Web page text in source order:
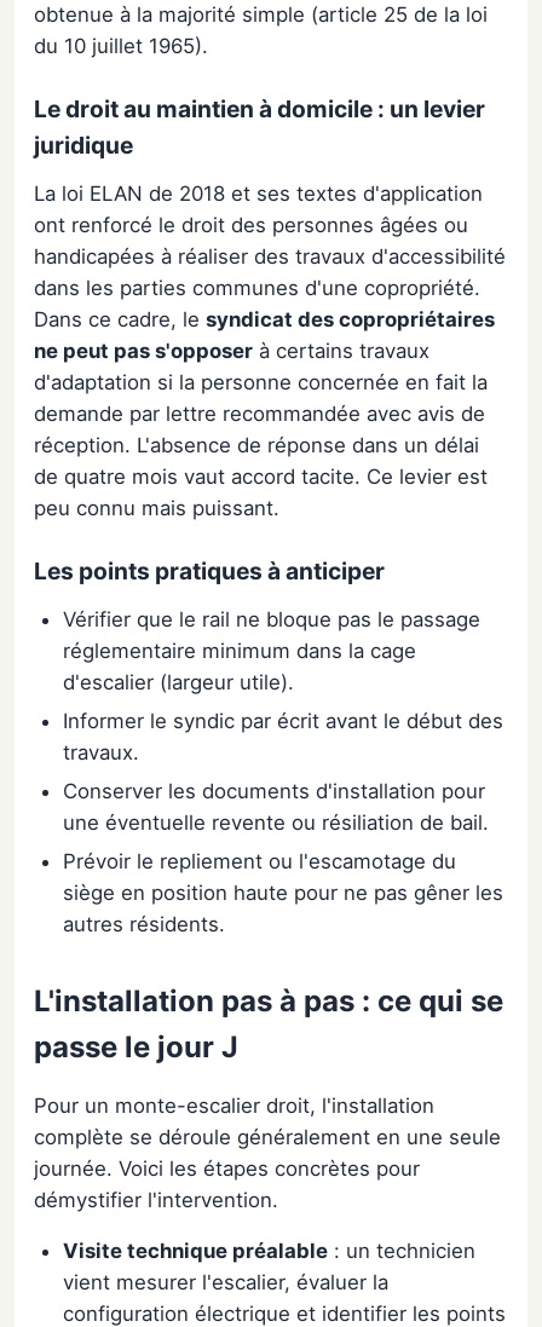
obtenue à la majorité simple (article 25 de la loi
du 10 juillet 1965).
Le droit au maintien à domicile : un levier
juridique
La loi ELAN de 2018 et ses textes d'application
ont renforcé le droit des personnes âgées ou
handicapées à réaliser des travaux d'accessibilité
dans les parties communes d'une copropriété.
Dans ce cadre, le syndicat des copropriétaires
ne peut pas s'opposer à certains travaux
d'adaptation si la personne concernée en fait la
demande par lettre recommandée avec avis de
réception. L'absence de réponse dans un délai
de quatre mois vaut accord tacite. Ce levier est
peu connu mais puissant.
Les points pratiques à anticiper
Vérifier que le rail ne bloque pas le passage
réglementaire minimum dans la cage
d'escalier (largeur utile).
Informer le syndic par écrit avant le début des
travaux.
Conserver les documents d'installation pour
une éventuelle revente ou résiliation de bail.
Prévoir le repliement ou l'escamotage du
siège en position haute pour ne pas gêner les
autres résidents.
L'installation pas à pas : ce qui se
passe le jour J
Pour un monte-escalier droit, l'installation
complète se déroule généralement en une seule
journée. Voici les étapes concrètes pour
démystifier l'intervention.
Visite technique préalable : un technicien
vient mesurer l'escalier, évaluer la
configuration électrique et identifier les points